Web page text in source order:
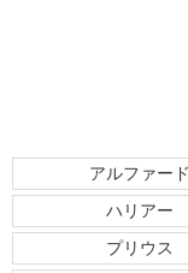
アルファード
ハリアー
プリウス